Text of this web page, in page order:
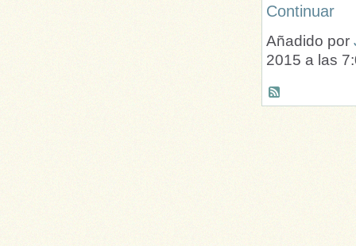
Continuar
Añadido por
2015 a las